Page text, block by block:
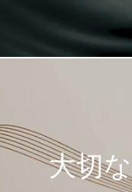
大切